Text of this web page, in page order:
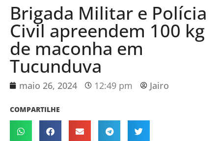
Brigada Militar e Polícia
Civil apreendem 100 kg
de maconha em
Tucunduva
maio 26, 2024 12:49 pm Jairo
COMPARTILHE